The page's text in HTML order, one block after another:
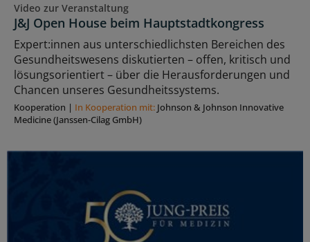
Video zur Veranstaltung
J&J Open House beim Hauptstadtkongress
Expert:innen aus unterschiedlichsten Bereichen des
Gesundheitswesens diskutierten – offen, kritisch und
lösungsorientiert – über die Herausforderungen und
Chancen unseres Gesundheitssystems.
Kooperation | In Kooperation mit: Johnson & Johnson Innovative
Medicine (Janssen-Cilag GmbH)